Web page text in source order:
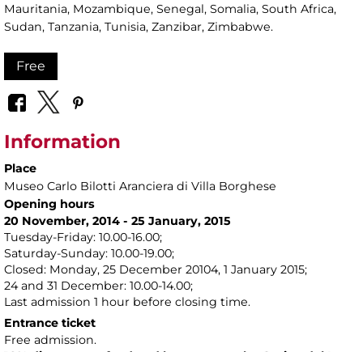
Mauritania, Mozambique, Senegal, Somalia, South Africa,
Sudan, Tanzania, Tunisia, Zanzibar, Zimbabwe.
Free
Information
Place
Museo Carlo Bilotti Aranciera di Villa Borghese
Opening hours
20 November, 2014 - 25 January, 2015
Tuesday-Friday: 10.00-16.00;
Saturday-Sunday: 10.00-19.00;
Closed: Monday, 25 December 20104, 1 January 2015;
24 and 31 December: 10.00-14.00;
Last admission 1 hour before closing time.
Entrance ticket
Free admission.